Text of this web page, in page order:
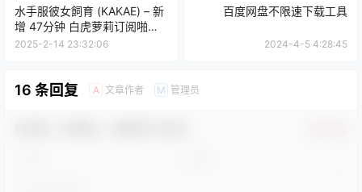
水手服彼女飼育 (KAKAE) – 新
增 47分钟 白虎萝莉订阅啪啪
[8P5V-1.41G] 持续更新中 百
2025-2-14 23:32:06
百度网盘不限速下载工具
2024-4-5 4:28:45
16 条回复 A 文章作者 M 管理员